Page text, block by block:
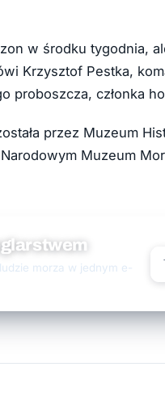
w środku tygodnia,
Krzysztof Pestka,
proboszcza, członka
przez Muzeum
Muzeum
morza w jednym e-